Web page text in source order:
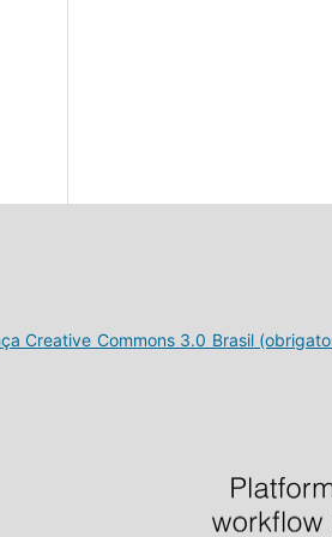
Creative Commons 3.0 Brasil